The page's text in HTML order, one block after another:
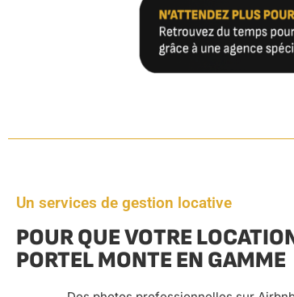
Un services de gestion locative
POUR QUE VOTRE
PORTEL MONTE EN GAMME